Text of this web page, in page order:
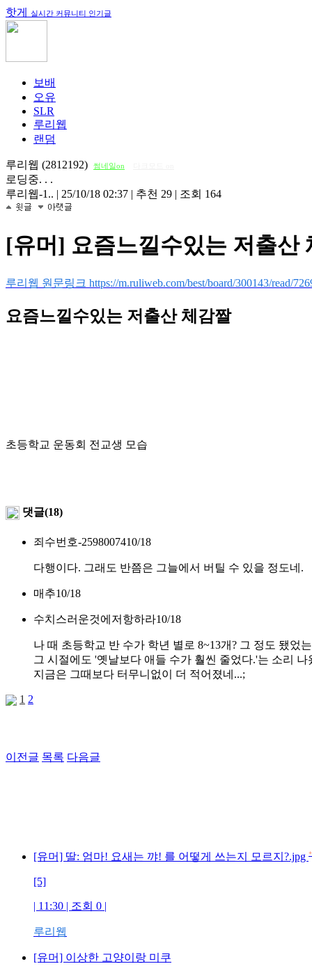
핫게 실시간 커뮤니티 인기글
보배
오유
SLR
루리웹
랜덤
루리웹 (2812192) 썸네일on
로딩중. . .
루리웹-1.. | 25/10/18 02:37 | 추천 29 | 조회 164
[유머] 요즘느낄수있는 저출산
루리웹 원문링크 https://m.ruliweb.com/best/board/300143/read/
요즘느낄수있는 저출산 체감짤
초등학교 운동회 전교생 모습
댓글(18)
죄수번호-2598007410/18
다행이다. 그래도 반쯤은 그늘에서 버틸 수 있을 정도네.
매추10/18
수치스러운것에저항하라10/18
나 때 초등학교 반 수가 학년 별로 8~13개? 그 정도 됐었
그 시절에도 '옛날보다 애들 수가 훨씬 줄었다.'는 소리 나
지금은 그때보다 터무니없이 더 적어졌네...;
1 2
이전글 목록 다음글
[유머] 딸: 엄마! 요새는 꺄! 를 어떻게 쓰는지 모르지?.jpg
[5]
| 11:30 | 조회 0 |
루리웹
[유머] 이상한 고양이랑 미쿠